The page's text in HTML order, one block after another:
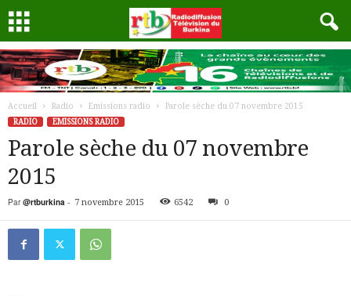
Accueil Radio Emissions radio
Parole sèche du 07 novembre 2015
RADIO
EMISSIONS RADIO
Parole sèche du 07 novembre
2015
Par @rtburkina - 7 novembre 2015 6542 0